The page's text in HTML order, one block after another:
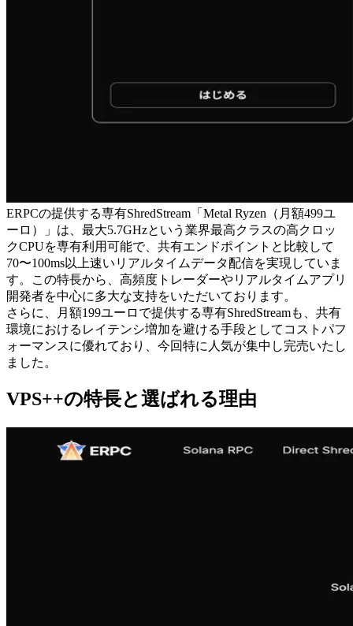
ERPCの提供する専有ShredStream「Metal Ryzen（月額499ユ
ーロ）」は、最大5.7GHzという業界最高クラスの高クロッ
クCPUを専有利用可能で、共有エンドポイントと比較して
70〜100ms以上速いリアルタイムデータ配信を実現していま
す。この特長から、高頻度トレーダーやリアルタイムアプリ
開発者を中心に多大な支持をいただいております。
さらに、月額199ユーロで提供する専有ShredStreamも、共有
環境におけるレイテンシ増加を避ける手段としてコストパフ
ォーマンスに優れており、今回特に人気が集中し完売いたし
ました。
VPS++の特長と選ばれる理由